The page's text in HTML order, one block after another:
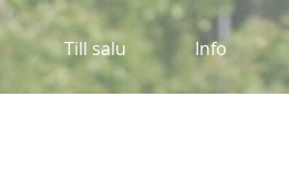
Till salu Info